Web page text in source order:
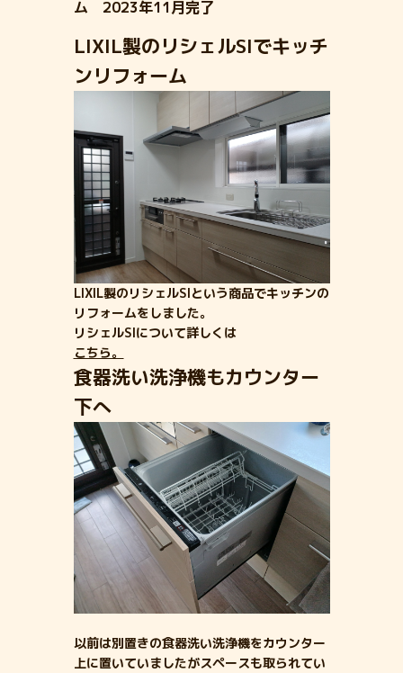
ム 2023年11月完了
LIXIL製のリシェルSIでキッチ
ンリフォーム
LIXIL製のリシェルSIという商品でキッチンの
リフォームをしました。
リシェルSIについて詳しくは
こちら。
食器洗い洗浄機もカウンター
下へ
以前は別置きの食器洗い洗浄機をカウンター
上に置いていましたがスペースも取られてい